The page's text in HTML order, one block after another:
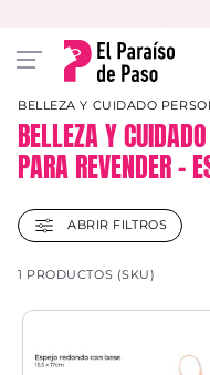
BELLEZA Y CUIDADO
BELLEZA Y
PARA REVENDER –
ABRIR FILTROS
1 PRODUCTOS (SKU)